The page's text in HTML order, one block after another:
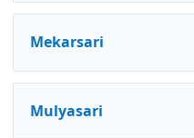
Mekarsari
Mulyasari